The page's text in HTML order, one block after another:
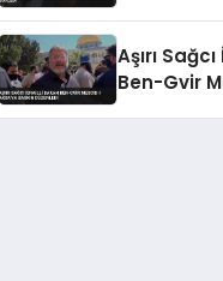
Söyledi
Aşırı
Ben-Gvir